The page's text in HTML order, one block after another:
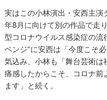
実はこの小林演出・安西主
年8月に向けて別の作品で走
型コロナウイルス感染症の流
ベンジ”に安西は「今度こそ
気込み、小林も「舞台芸術は
痛感したからこそ、コロナ前
ます」と続く。